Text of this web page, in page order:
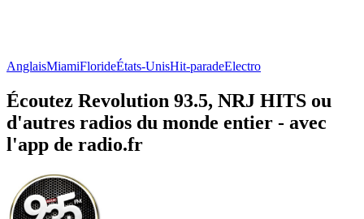
AnglaisMiamiFlorideÉtats-UnisHit-paradeElectro
Écoutez Revolution 93.5, NRJ HITS ou
d'autres radios du monde entier - avec
l'app de radio.fr